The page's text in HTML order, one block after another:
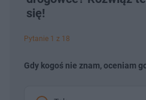
się!
Pytanie 1 z 18
Gdy kogoś nie znam, oceniam